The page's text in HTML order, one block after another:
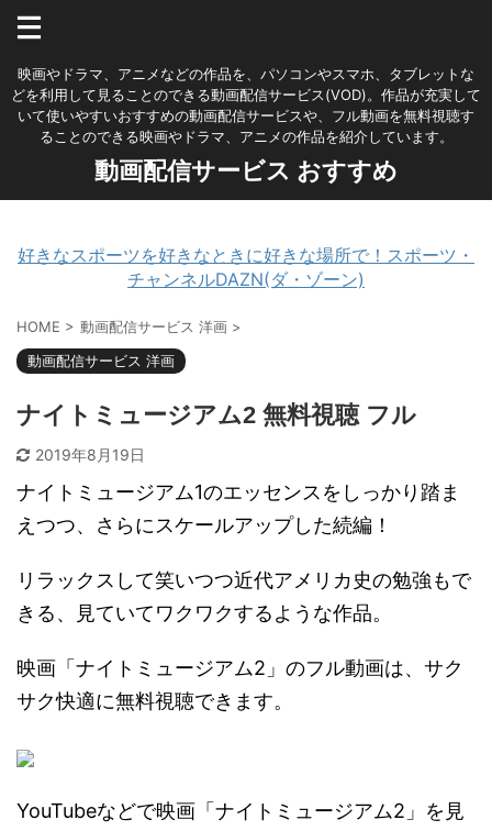
映画やドラマ、アニメなどの作品を、パソコンやスマホ、タブレットな
どを利用して見ることのできる動画配信サービス(VOD)。作品が充実して
いて使いやすいおすすめの動画配信サービスや、フル動画を無料視聴す
ることのできる映画やドラマ、アニメの作品を紹介しています。
動画配信サービス おすすめ
好きなスポーツを好きなときに好きな場所で！スポーツ・
チャンネルDAZN(ダ・ゾーン)
HOME > 動画配信サービス 洋画 >
動画配信サービス 洋画
ナイトミュージアム2 無料視聴 フル
2019年8月19日
ナイトミュージアム1のエッセンスをしっかり踏ま
えつつ、さらにスケールアップした続編！
リラックスして笑いつつ近代アメリカ史の勉強もで
きる、見ていてワクワクするような作品。
映画「ナイトミュージアム2」のフル動画は、サク
サク快適に無料視聴できます。
YouTubeなどで映画「ナイトミュージアム2」を見